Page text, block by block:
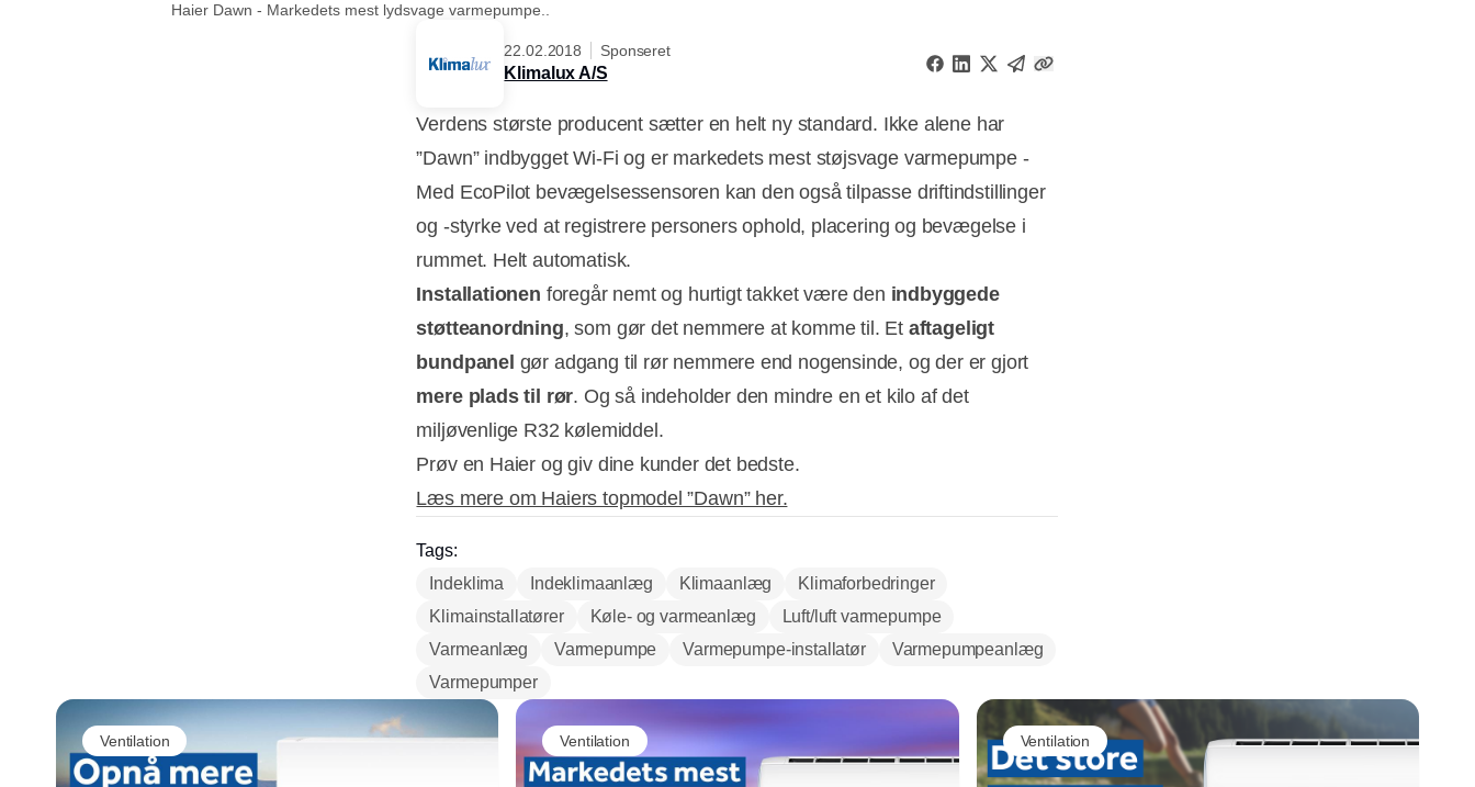
Haier Dawn - Markedets mest lydsvage varmepumpe..
22.02.2018 Sponseret
Klimalux A/S
Verdens største producent sætter en helt ny standard. Ikke alene har
”Dawn” indbygget Wi-Fi og er markedets mest støjsvage varmepumpe -
Med EcoPilot bevægelsessensoren kan den også tilpasse driftindstillinger
og -styrke ved at registrere personers ophold, placering og bevægelse i
rummet. Helt automatisk.
Installationen foregår nemt og hurtigt takket være den indbyggede
støtteanordning, som gør det nemmere at komme til. Et aftageligt
bundpanel gør adgang til rør nemmere end nogensinde, og der er gjort
mere plads til rør. Og så indeholder den mindre en et kilo af det
miljøvenlige R32 kølemiddel.
Prøv en Haier og giv dine kunder det bedste.
Læs mere om Haiers topmodel ”Dawn” her.
Tags:
Indeklima
Indeklimaanlæg Klimaanlæg
Klimaforbedringer
Klimainstallatører
Køle- og varmeanlæg
Luft/luft varmepumpe
Varmeanlæg
Varmepumpe Varmepumpe-installatør
Varmepumpeanlæg
Varmepumper
Ventilation Ventilation Ventilation